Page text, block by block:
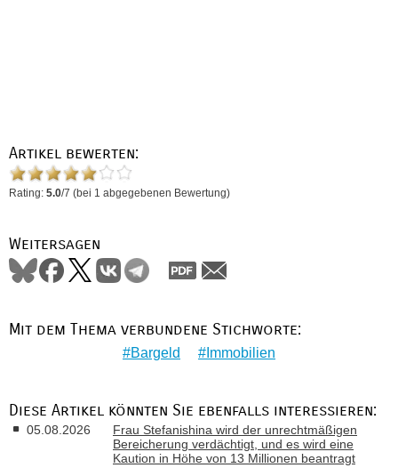
Artikel bewerten:
Rating: 5.0/7 (bei 1 abgegebenen Bewertung)
Weitersagen
Mit dem Thema verbundene Stichworte:
Bargeld Immobilien
Diese Artikel könnten Sie ebenfalls interessieren:
05.08.2026
Frau Stefanishina wird der unrechtmäßigen
Bereicherung verdächtigt, und es wird eine
Kaution in Höhe von 13 Millionen beantragt